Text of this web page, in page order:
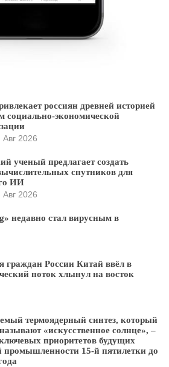
россиян древней историей
социально-экономической
Авг 2026
ученый предлагает создать
спутников для
ИИ
Авг 2026
недавно стал вирусным в
граждан России Китай ввёл в
поток хлынул на восток
термоядерный синтез, который
«искусственное солнце», –
приоритетов будущих
промышленности 15-й пятилетки до